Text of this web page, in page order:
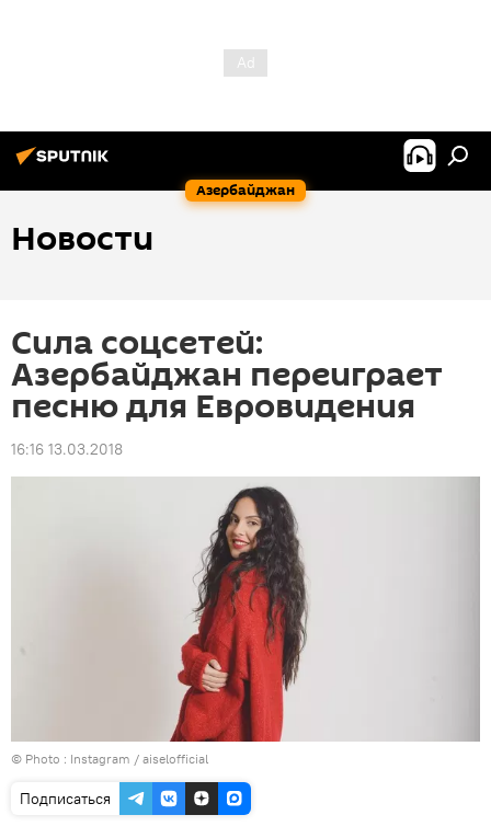
Азербайджан
Новости
Сила соцсетей:
Азербайджан переиграет
песню для Евровидения
16:16 13.03.2018
© Photo : Instagram / aiselofficial
Подписаться